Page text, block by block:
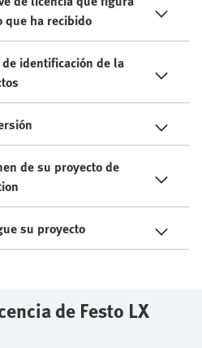
que ha recibido
identificación de la
de su proyecto de
su proyecto
de Festo LX